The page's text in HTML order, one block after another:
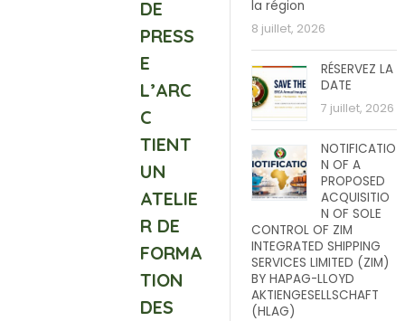
DE
PRESS
E
L’ARC
C
TIENT
UN
ATELIE
R DE
FORMA
TION
DES
la région
8 juillet, 2026
RÉSERVEZ LA
DATE
7 juillet, 2026
NOTIFICATIO
N OF A
PROPOSED
ACQUISITIO
N OF SOLE
CONTROL OF ZIM
INTEGRATED SHIPPING
SERVICES LIMITED (ZIM)
BY HAPAG-LLOYD
AKTIENGESELLSCHAFT
(HLAG)